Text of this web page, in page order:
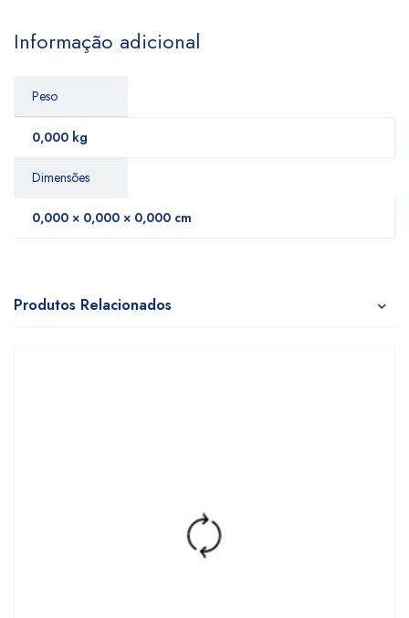
Informação adicional
Peso
0,000 kg
Dimensões
0,000 × 0,000 × 0,000 cm
Produtos Relacionados